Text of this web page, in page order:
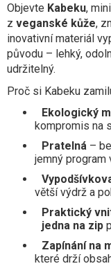
Objevte Kabeku,
z veganské kůže,
inovativní materiál
původu – lehký,
udržitelný.
Proč si Kabeku
Ekologický
kompromis na
Pratelná –
jemný program
větší výdrž a
Praktický
jedna na zip
Zapínání na
které drží